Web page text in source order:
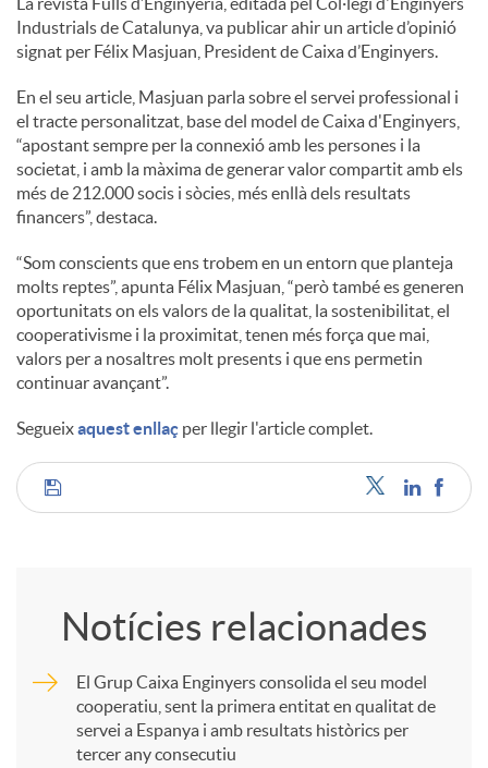
c
o
n
t
i
n
g
s
Industrials de Catalunya, va publicar ahir un article d’opinió
signat per Félix Masjuan, President de Caixa d’Enginyers.
En el seu article, Masjuan parla sobre el servei professional i
el tracte personalitzat, base del model de Caixa d'Enginyers,
“apostant sempre per la connexió amb les persones i la
societat, i amb la màxima de generar valor compartit amb els
més de 212.000 socis i sòcies, més enllà dels resultats
financers”, destaca.
“Som conscients que ens trobem en un entorn que planteja
molts reptes”, apunta Félix Masjuan, “però també es generen
oportunitats on els valors de la qualitat, la sostenibilitat, el
cooperativisme i la proximitat, tenen més força que mai,
valors per a nosaltres molt presents i que ens permetin
continuar avançant”.
Segueixaquest enllaç per llegir l'article complet.
C
Notícies relacionades
El Grup Caixa Enginyers consolida el seu model
cooperatiu, sent la primera entitat en qualitat de
servei a Espanya i amb resultats històrics per
tercer any consecutiu